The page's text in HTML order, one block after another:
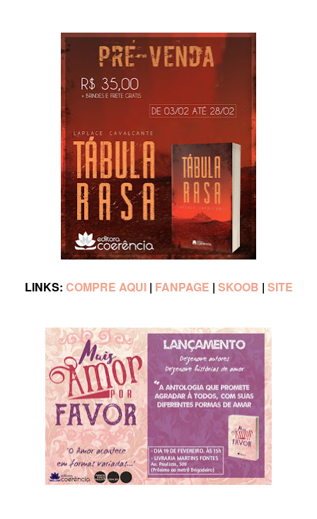
LINKS: COMPRE AQUI| FANPAGE | SKOOB | SITE